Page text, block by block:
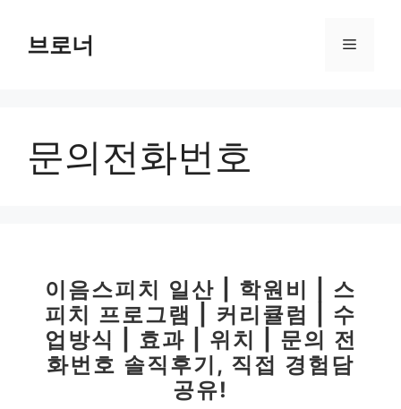
브로너 메
문의전화번호
이음스피치 일산 | 학원비 | 스
피치 프로그램 | 커리큘럼 | 수
업방식 | 효과 | 위치 | 문의 전
화번호 솔직후기, 직접 경험담
공유!